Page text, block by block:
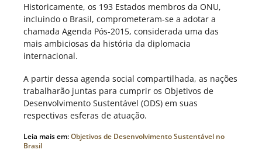
Historicamente, os 193 Estados membros da ONU,
incluindo o Brasil, comprometeram-se a adotar a
chamada Agenda Pós-2015, considerada uma das
mais ambiciosas da história da diplomacia
internacional.
A partir dessa agenda social compartilhada, as nações
trabalharão juntas para cumprir os Objetivos de
Desenvolvimento Sustentável (ODS) em suas
respectivas esferas de atuação.
Leia mais em:Objetivos de Desenvolvimento Sustentável no
Brasil